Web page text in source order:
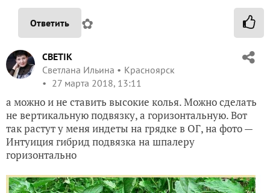
Ответить ✿
CBETIK
Светлана Ильина
Красноярск
27 марта 2018, 13:11
а можно и не ставить высокие колья. Можно сделать
не вертикальную подвязку, а горизонтальную. Вот
так растут у меня индеты на грядке в ОГ, на фото —
Интуиция гибрид подвязка на шпалеру
горизонтально